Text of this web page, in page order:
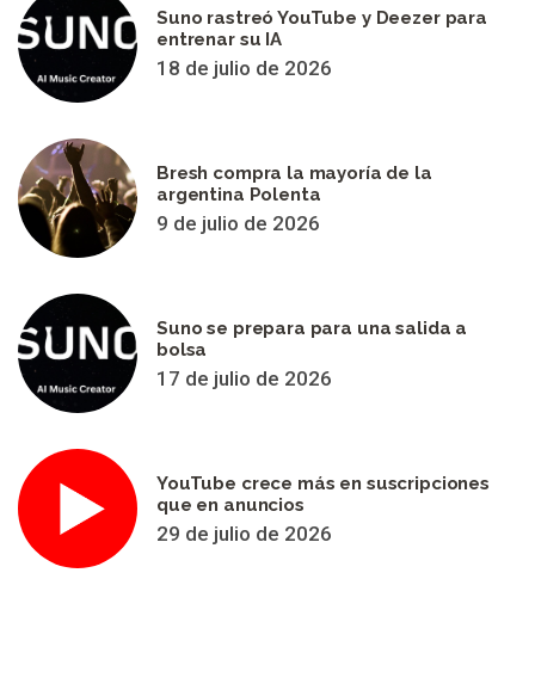
Suno rastreó YouTube y Deezer para
entrenar su IA
18 de julio de 2026
Bresh compra la mayoría de la
argentina Polenta
9 de julio de 2026
Suno se prepara para una salida a
bolsa
17 de julio de 2026
YouTube crece más en suscripciones
que en anuncios
29 de julio de 2026